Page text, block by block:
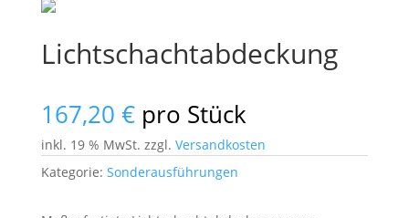
Lichtschachtabdeckung
167,20 € pro Stück
inkl. 19 % MwSt. zzgl. Versandkosten
Kategorie: Sonderausführungen